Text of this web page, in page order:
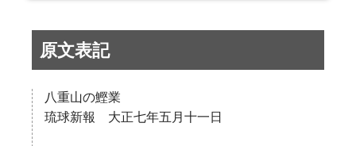
原文表記
八重山の鰹業
琉球新報 大正七年五月十一日